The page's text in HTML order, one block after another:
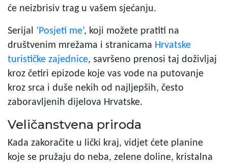
će neizbrisiv trag u vašem sjećanju.
Serijal ‘Posjeti me’, koji možete pratiti na
društvenim mrežama i stranicama Hrvatske
turističke zajednice, savršeno prenosi taj doživljaj
kroz četiri epizode koje vas vode na putovanje
kroz srca i duše nekih od najljepših, često
zaboravljenih dijelova Hrvatske.
Veličanstvena priroda
Kada zakoračite u lički kraj, vidjet ćete planine
koje se pružaju do neba, zelene doline, kristalna